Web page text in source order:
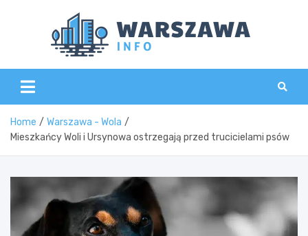
Home
Warszawa - Wola
Mieszkańcy Woli i Ursynowa ostrzegają przed trucicielami psów